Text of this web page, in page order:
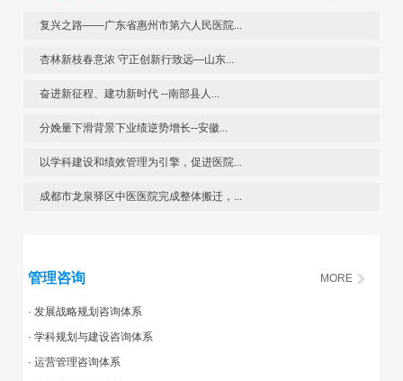
复兴之路——广东省惠州市第六人民医院...
杏林新枝春意浓 守正创新行致远—山东...
奋进新征程、建功新时代 --南部县人...
分娩量下滑背景下业绩逆势增长--安徽...
以学科建设和绩效管理为引擎，促进医院...
成都市龙泉驿区中医医院完成整体搬迁，...
管理咨询 MORE
· 发展战略规划咨询体系
· 学科规划与建设咨询体系
· 运营管理咨询体系